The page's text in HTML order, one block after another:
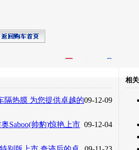
转发至：
09-12-09
隔热膜 为您提供卓越的
09-12-04
Saboo(帅豹)惊艳上市
相